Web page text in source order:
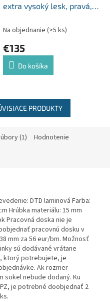
extra vysoký lesk, pravá,
Na objednanie (>5 ks)
€135
Do košíka
PRODUKTY
(1) Hodnotenie
DTD laminová Farba:
Hrúbka materiálu: 15 mm
Pracovná doska nie je
pracovnú dosku v
mm za 56 eur/bm. Možnosť
sú dodávané vrátane
ktorý potrebujete, je
Ak rozmer
sokel nebude dodaný. Ku
je potrebné doobjednať 2